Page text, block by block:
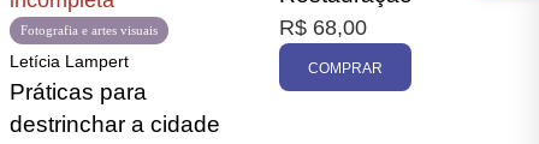
Fotografia e artes visuais
Letícia Lampert
Práticas para
destrinchar a cidade
R$ 68,00
COMPRAR